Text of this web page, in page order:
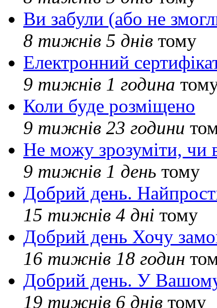
Ви забули (або не
8 тижнів 5 днів тому
Електронний
9 тижнів 1 година
Коли буде розміщено
9 тижнів 23 години
Не можу зрозуміти, чи
9 тижнів 1 день тому
Добрий день.
15 тижнів 4 дні тому
Добрий день Хочу
16 тижнів 18 годин
Добрий день. У Вашому
19 тижнів 6 днів тому